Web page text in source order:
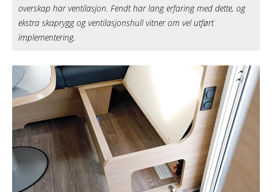
overskap har ventilasjon. Fendt har lang erfaring med dette, og
ekstra skaprygg og ventilasjonshull vitner om vel utført
implementering.